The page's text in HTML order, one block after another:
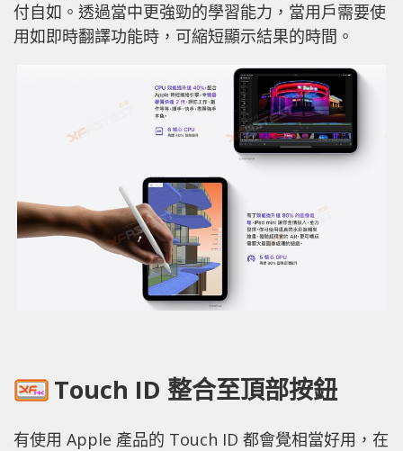
付自如。透過當中更強勁的學習能力，當用戶需要使
用如即時翻譯功能時，可縮短顯示結果的時間。
Touch ID 整合至頂部按鈕
有使用 Apple 產品的 Touch ID 都會覺相當好用，在